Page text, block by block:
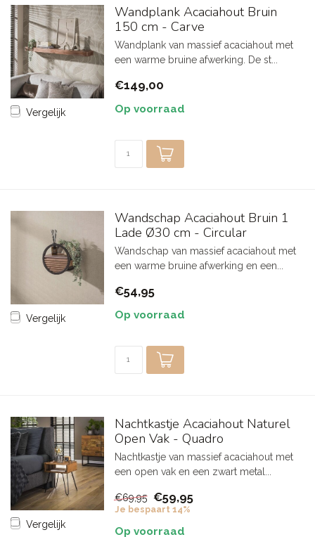
Vergelijk
Wandplank Acaciahout Bruin
150 cm - Carve
Wandplank van massief acaciahout met
een warme bruine afwerking. De st...
€149,00
Op voorraad
Vergelijk
Wandschap Acaciahout Bruin 1
Lade Ø30 cm - Circular
Wandschap van massief acaciahout met
een warme bruine afwerking en een...
€54,95
Op voorraad
Vergelijk
Nachtkastje Acaciahout Naturel
Open Vak - Quadro
Nachtkastje van massief acaciahout met
een open vak en een zwart metal...
€69,95 €59,95
Je bespaart 14%
Op voorraad